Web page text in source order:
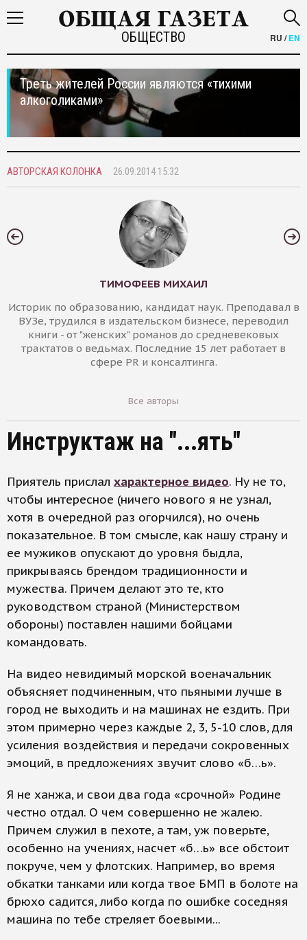
ОБЩЕСТВО RU /EN
Треть жителей России являются «тихими
алкоголиками»
АВТОРСКАЯ КОЛОНКА 26.09.2014 15:32
ТИМОФЕЕВ МИХАИЛ
Историк по образованию, кандидат наук. Преподавал в
ВУЗе, трудился в издательском бизнесе, переводил
книги - от "женских" романов до средневековых
трактатов о ведьмах. Последние 15 лет работает в
сфере PR и консалтинга.
Все авторы
Инструктаж на "...ять"
Приятель прислал характерное видео. Ну не то,
чтобы интересное (ничего нового я не узнал,
хотя в очередной раз огорчился), но очень
показательное. В том смысле, как нашу страну и
ее мужиков опускают до уровня быдла,
прикрываясь брендом традиционности и
мужества. Причем делают это те, кто
руководством страной (Министерством
обороны) поставлен нашими бойцами
командовать.
На видео невидимый морской военачальник
объясняет подчиненным, что пьяными лучше в
город не выходить и на машинах не ездить. При
этом примерно через каждые 2, 3, 5-10 слов, для
усиления воздействия и передачи сокровенных
эмоций, в предложениях звучит слово «б…ь».
Я не ханжа, и свои два года «срочной» Родине
честно отдал. О чем совершенно не жалею.
Причем служил в пехоте, а там, уж поверьте,
особенно на учениях, насчет «б…ь» все обстоит
покруче, чем у флотских. Например, во время
обкатки танками или когда твое БМП в болоте на
брюхо садится, либо когда по ошибке соседняя
машина по тебе стреляет боевыми...